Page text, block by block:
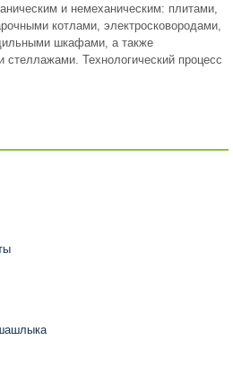
и немеханическим: плитами,
котлами, электросковородами,
шкафами, а также
стеллажами. Технологический процесс